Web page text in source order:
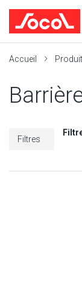
recherche
recherche
navigation
Accueil
Filtres